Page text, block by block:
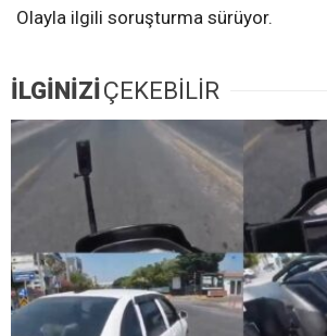
Olayla ilgili soruşturma sürüyor.
İLGİNİZİÇEKEBİLİR